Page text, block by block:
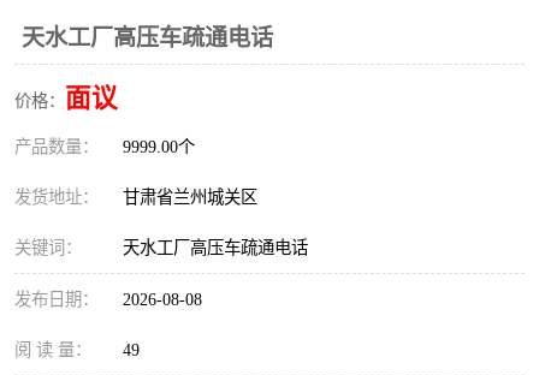
天水工厂高压车疏通电话
价格： 面议
产品数量： 9999.00个
发货地址： 甘肃省兰州城关区
关键词： 天水工厂高压车疏通电话
发布日期： 2026-08-08
阅 读 量： 49